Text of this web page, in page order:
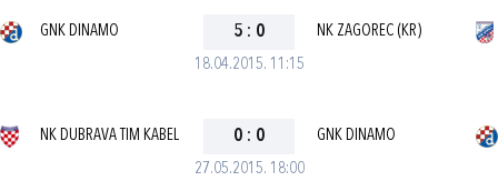
18.04.2015. 11:15
GNK DINAMO 5 : 0 NK ZAGOREC (KR)
27.05.2015. 18:00
NK DUBRAVA TIM KABEL 0 : 0 GNK DINAMO